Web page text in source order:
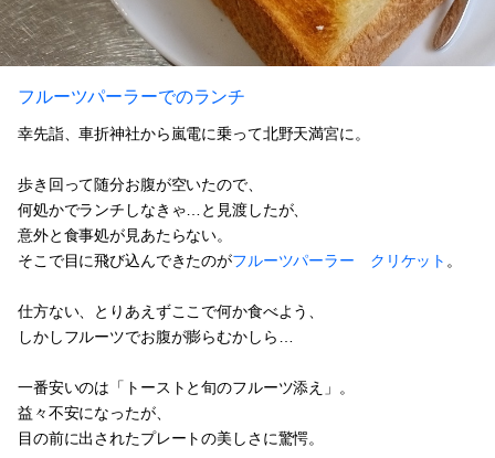
フルーツパーラーでのランチ
幸先詣、車折神社から嵐電に乗って北野天満宮に。
歩き回って随分お腹が空いたので、
何処かでランチしなきゃ…と見渡したが、
意外と食事処が見あたらない。
そこで目に飛び込んできたのがフルーツパーラー クリケット 。
仕方ない、とりあえずここで何か食べよう、
しかしフルーツでお腹が膨らむかしら…
一番安いのは「トーストと旬のフルーツ添え」。
益々不安になったが、
目の前に出されたプレートの美しさに驚愕。